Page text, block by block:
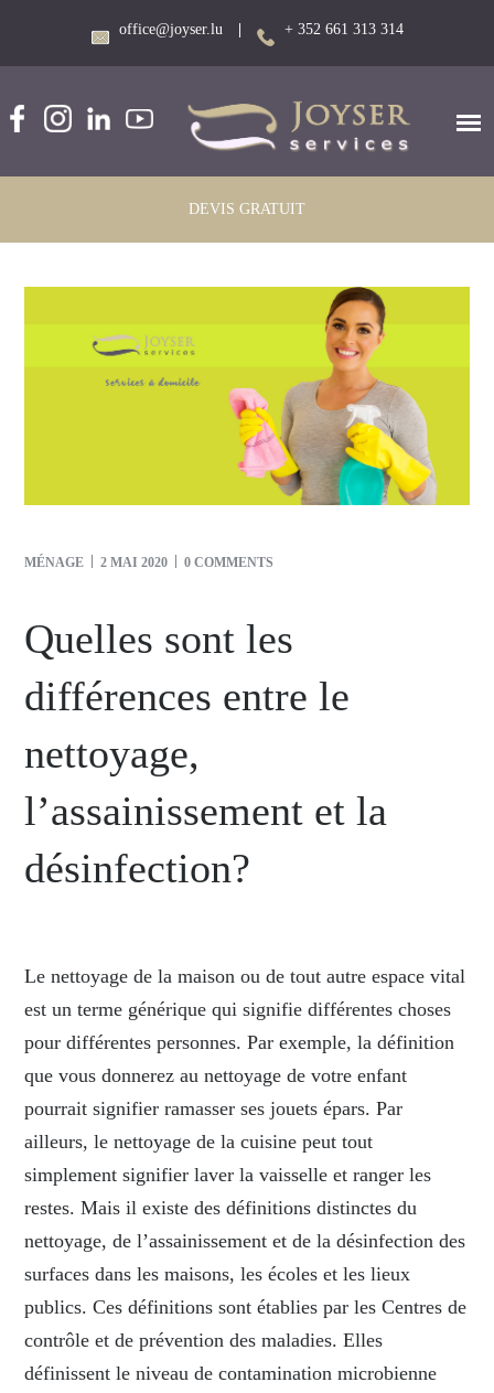
office@joyser.lu | + 352 661 313 314
DEVIS GRATUIT
MÉNAGE 2 MAI 2020 0 COMMENTS
Quelles sont les
différences entre le
nettoyage,
l’assainissement et la
désinfection?
Le nettoyage de la maison ou de tout autre espace vital
est un terme générique qui signifie différentes choses
pour différentes personnes. Par exemple, la définition
que vous donnerez au nettoyage de votre enfant
pourrait signifier ramasser ses jouets épars. Par
ailleurs, le nettoyage de la cuisine peut tout
simplement signifier laver la vaisselle et ranger les
restes. Mais il existe des définitions distinctes du
nettoyage, de l’assainissement et de la désinfection des
surfaces dans les maisons, les écoles et les lieux
publics. Ces définitions sont établies par les Centres de
contrôle et de prévention des maladies. Elles
définissent le niveau de contamination microbienne